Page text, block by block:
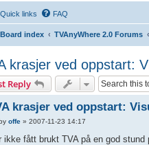
Quick links FAQ
Board index TVAnyWhere 2.0 Forums
krasjer ved oppstart:
Reply
krasjer ved oppstart:
offe» 2007-11-23 14:17
ikke fått brukt TVA på en god stund